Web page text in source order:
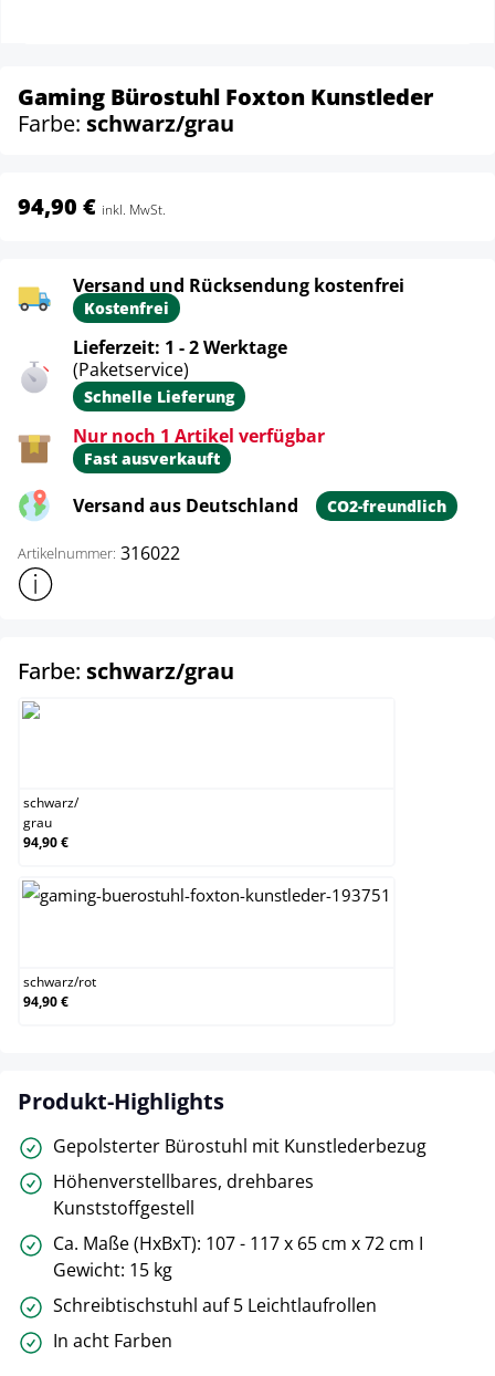
Gaming Bürostuhl Foxton Kunstleder
Farbe: schwarz/grau
94,90 € inkl. MwSt.
Versand und Rücksendung kostenfrei
Kostenfrei
Lieferzeit: 1 - 2 Werktage
(Paketservice)
Schnelle Lieferung
Nur noch 1 Artikel verfügbar
Fast ausverkauft
Versand aus Deutschland CO2-freundlich
Artikelnummer: 316022
Weitere Produktinformationen anzeigen
Farbe: schwarz/grau
schwarz/
grau
94,90 €
schwarz/rot
94,90 €
Produkt-Highlights
Gepolsterter Bürostuhl mit Kunstlederbezug
Höhenverstellbares, drehbares
Kunststoffgestell
Ca. Maße (HxBxT): 107 - 117 x 65 cm x 72 cm I
Gewicht: 15 kg
Schreibtischstuhl auf 5 Leichtlaufrollen
In acht Farben